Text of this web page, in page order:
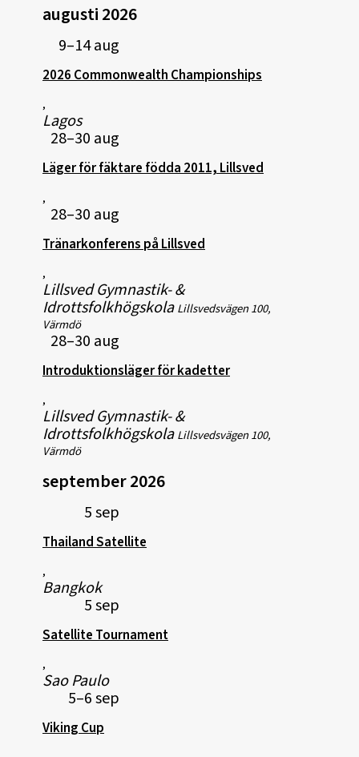
augusti 2026
9–14 aug
2026 Commonwealth Championships
,
Lagos
28–30 aug
Läger för fäktare födda 2011, Lillsved
,
28–30 aug
Tränarkonferens på Lillsved
,
Lillsved Gymnastik- &
IdrottsfolkhögskolaLillsvedsvägen 100,
Värmdö
28–30 aug
Introduktionsläger för kadetter
,
Lillsved Gymnastik- &
IdrottsfolkhögskolaLillsvedsvägen 100,
Värmdö
september 2026
5 sep
Thailand Satellite
,
Bangkok
5 sep
Satellite Tournament
,
Sao Paulo
5–6 sep
Viking Cup